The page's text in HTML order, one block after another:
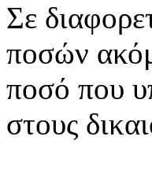
Σε
ποσών
ποσό που
στους